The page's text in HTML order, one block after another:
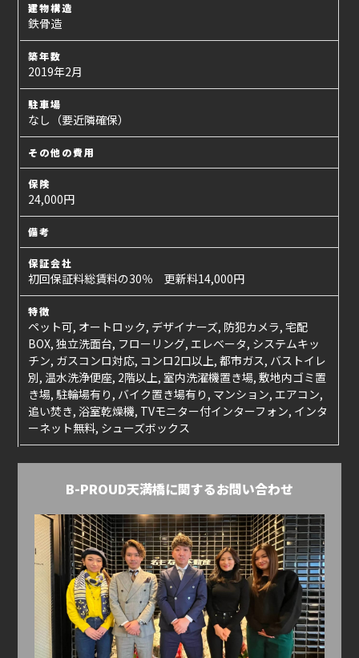
建物構造
鉄骨造
築年数
2019年2月
駐車場
なし（要近隣確保）
その他の費用
保険
24,000円
備考
保証会社
初回保証料総賃料の30％ 更新料14,000円
特徴
ペット可, オートロック, デザイナーズ, 防犯カメラ, 宅配
BOX, 独立洗面台, フローリング, エレベータ, システムキッ
チン, ガスコンロ対応, コンロ2口以上, 都市ガス, バストイレ
別, 温水洗浄便座, 2階以上, 室内洗濯機置き場, 敷地内ゴミ置
き場, 駐輪場有り, バイク置き場有り, マンション, エアコン,
追い焚き, 浴室乾燥機, TVモニター付インターフォン, インタ
ーネット無料, シューズボックス
B-PROUD天満橋に関するお問い合わせ